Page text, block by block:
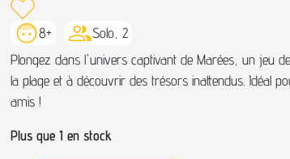
8+
Solo, 2
Plongez dans l'univers captivant de Marées, un jeu
la plage et à découvrir des trésors inattendus. Idéal
amis !
Plus que 1 en stock